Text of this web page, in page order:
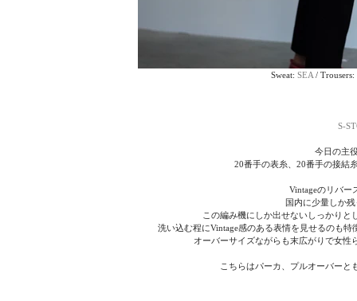
​Sweat: SEA / Trousers:
S-
今日の主
20番手の表糸、20番手の接結
Vintageのリバー
国内に少量しか
この編み機にしか出せないしっかり
洗い込む程にVintage感のある表情を見せるのも
オーバーサイズながらも末広がりで女性
こちらはパーカ、プルオーバーと